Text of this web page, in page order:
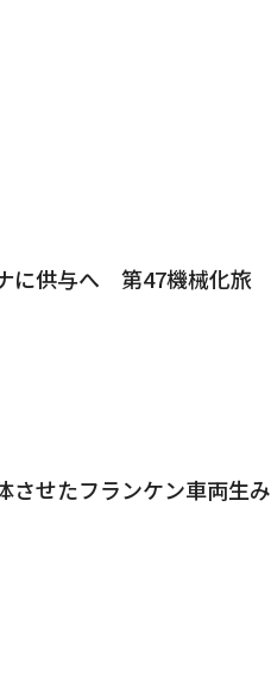
に供与へ 第47機械化旅
させたフランケン車両生み